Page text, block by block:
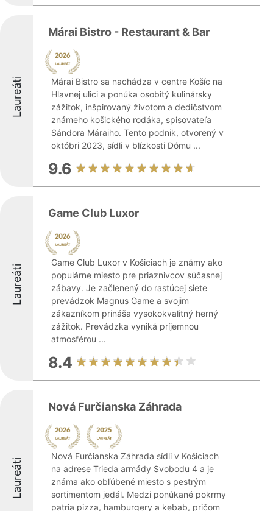
Laureáti
Márai Bistro - Restaurant & Bar
Márai Bistro sa nachádza v centre Košíc na
Hlavnej ulici a ponúka osobitý kulinársky
zážitok, inšpirovaný životom a dedičstvom
známeho košického rodáka, spisovateľa
Sándora Máraiho. Tento podnik, otvorený v
októbri 2023, sídli v blízkosti Dómu ...
9.6
Laureáti
Game Club Luxor
Game Club Luxor v Košiciach je známy ako
populárne miesto pre priaznivcov súčasnej
zábavy. Je začlenený do rastúcej siete
prevádzok Magnus Game a svojim
zákazníkom prináša vysokokvalitný herný
zážitok. Prevádzka vyniká príjemnou
atmosférou ...
8.4
Laureáti
Nová Furčianska Záhrada
Nová Furčianska Záhrada sídli v Košiciach
na adrese Trieda armády Svobodu 4 a je
známa ako obľúbené miesto s pestrým
sortimentom jedál. Medzi ponúkané pokrmy
patria pizza, hamburgery a kebab, pričom